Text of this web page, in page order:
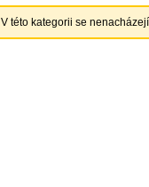
V této kategorii se